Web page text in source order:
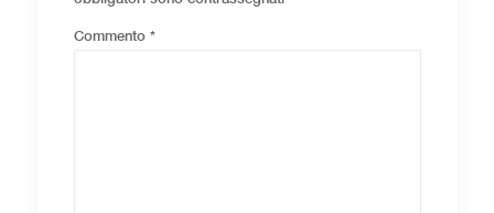
Commento *